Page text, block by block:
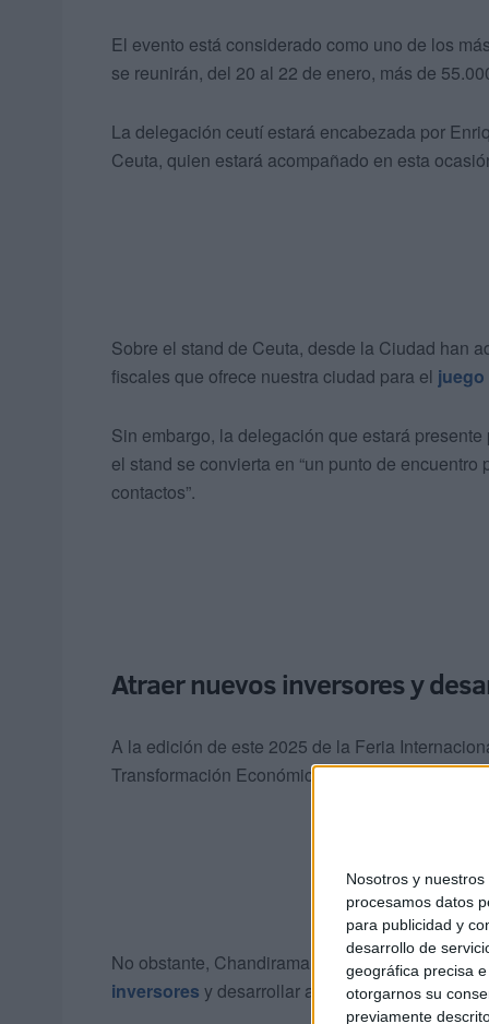
Nosotros y nuestros
procesamos datos
para publicidad y
desarrollo de
geográfica precisa
otorgarnos su
previamente
El evento está considerado como uno de los
se reunirán, del 20 al 22 de enero, más de
La delegación ceutí estará encabezada por
Ceuta, quien estará acompañado en esta
Sobre el stand de Ceuta, desde la Ciudad han
fiscales que ofrece nuestra ciudad para el
Sin embargo, la delegación que estará
el stand se convierta en “un punto de encuentro
contactos”.
Atraer nuevos inversores y
A la edición de este 2025 de la Feria
Transformación Económica y Transición
No obstante, Chandiramani ha recalcado que
inversores y desarrollar alianzas estratégicas”.